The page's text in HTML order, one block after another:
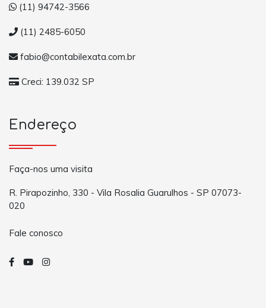
(11) 94742-3566
(11) 2485-6050
fabio@contabilexata.com.br
Creci: 139.032 SP
Endereço
Faça-nos uma visita
R. Pirapozinho, 330 - Vila Rosalia Guarulhos - SP 07073-
020
Fale conosco